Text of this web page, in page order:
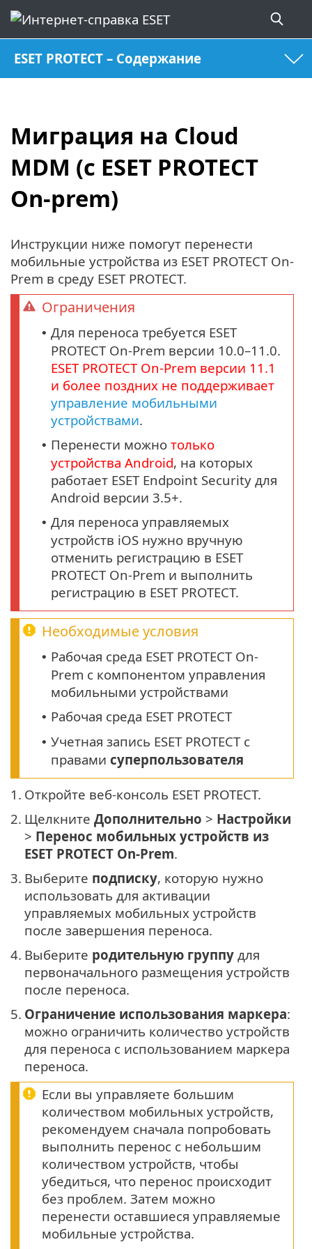
ESET PROTECT – Содержание
Миграция на Cloud
MDM (с ESET PROTECT
On-prem)
Инструкции ниже помогут перенести
мобильные устройства из ESET PROTECT On-
Prem в среду ESET PROTECT.
Ограничения
• Для переноса требуется ESET
PROTECT On-Prem версии 10.0–11.0.
ESET PROTECT On-Prem версии 11.1
и более поздних не поддерживает
управление мобильными
устройствами.
• Перенести можно только
устройства Android, на которых
работает ESET Endpoint Security для
Android версии 3.5+.
• Для переноса управляемых
устройств iOS нужно вручную
отменить регистрацию в ESET
PROTECT On-Prem и выполнить
регистрацию в ESET PROTECT.
Необходимые условия
• Рабочая среда ESET PROTECT On-
Prem с компонентом управления
мобильными устройствами
• Рабочая среда ESET PROTECT
• Учетная запись ESET PROTECT с
правами суперпользователя
1. Откройте веб-консоль ESET PROTECT.
2. Щелкните Дополнительно > Настройки
> Перенос мобильных устройств из
ESET PROTECT On-Prem.
3. Выберите подписку, которую нужно
использовать для активации
управляемых мобильных устройств
после завершения переноса.
4. Выберите родительную группу для
первоначального размещения устройств
после переноса.
5. Ограничение использования маркера:
можно ограничить количество устройств
для переноса с использованием маркера
переноса.
Если вы управляете большим
количеством мобильных устройств,
рекомендуем сначала попробовать
выполнить перенос с небольшим
количеством устройств, чтобы
убедиться, что перенос происходит
без проблем. Затем можно
перенести оставшиеся управляемые
мобильные устройства.